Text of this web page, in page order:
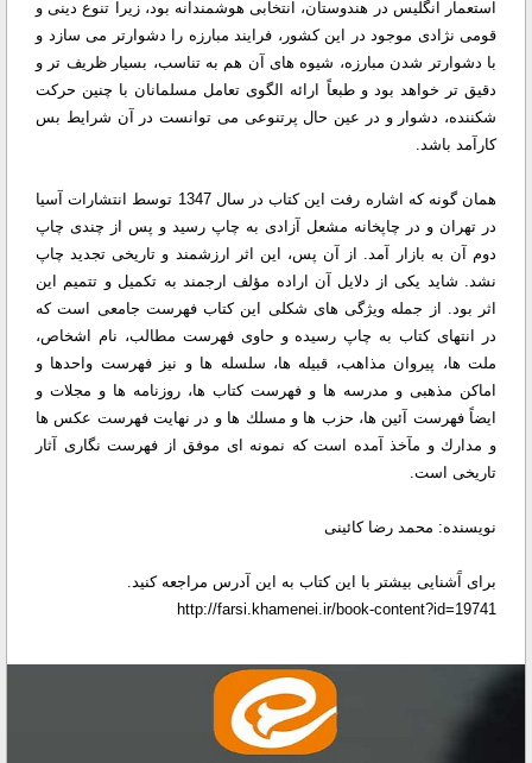
استعمار انگلیس در هندوستان، انتخابی هوشمندانه بود، زیرا تنوع دینی و
قومی نژادی موجود در این كشور، فرایند مبارزه را دشوارتر می سازد و
با دشوارتر شدن مبارزه، شیوه های آن هم به تناسب، بسیار ظریف تر و
دقیق تر خواهد بود و طبعاً ارائه الگوی تعامل مسلمانان با چنین حركت
شكننده، دشوار و در عین حال پرتنوعی می توانست در آن شرایط بس
كارآمد باشد.
همان گونه كه اشاره رفت این كتاب در سال 1347 توسط انتشارات آسیا
در تهران و در چاپخانه مشعل آزادی به چاپ رسید و پس از چندی چاپ
دوم آن به بازار آمد. از آن پس، این اثر ارزشمند و تاریخی تجدید چاپ
نشد. شاید یكی از دلایل آن اراده مؤلف ارجمند به تكمیل و تتمیم این
اثر بود. از جمله ویژگی های شكلی این كتاب فهرست جامعی است كه
در انتهای كتاب به چاپ رسیده و حاوی فهرست مطالب، نام اشخاص،
ملت ها، پیروان مذاهب، قبیله ها، سلسله ها و نیز فهرست واحدها و
اماكن مذهبی و مدرسه ها و فهرست كتاب ها، روزنامه ها و مجلات و
ایضاً فهرست آئین ها، حزب ها و مسلك ها و در نهایت فهرست عكس ها
و مدارك و مآخذ آمده است كه نمونه ای موفق از فهرست نگاری آثار
تاریخی است.
نویسنده: محمد رضا كائینی
برای آَشنایی بیشتر با این كتاب به این آدرس مراجعه كنید.
http://farsi.khamenei.ir/book-content?id=19741